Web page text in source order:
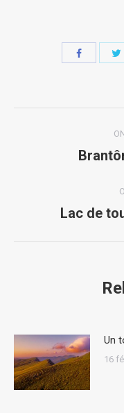
Share
Lac de
Un
16